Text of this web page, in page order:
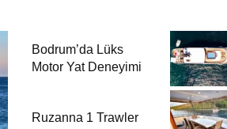
Bodrum’da Lüks
Motor Yat Deneyimi
Ruzanna 1 Trawler